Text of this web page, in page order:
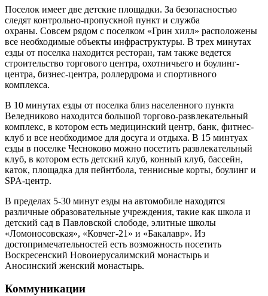
Поселок имеет две детские площадки. За безопасностью
следят контрольно-пропускной пункт и служба
охраны. Совсем рядом с поселком «Грин хилл» расположены
все необходимые объекты инфраструктуры. В трех минутах
езды от поселка находится ресторан, там также ведется
строительство торгового центра, охотничьего и боулинг-
центра, бизнес-центра, роллердрома и спортивного
комплекса.
В 10 минутах езды от поселка близ населенного пункта
Веледниково находится большой торгово-развлекательный
комплекс, в котором есть медицинский центр, банк, фитнес-
клуб и все необходимое для досуга и отдыха. В 15 минтуах
езды в поселке Чесноково можно посетить развлекательный
клуб, в котором есть детский клуб, конный клуб, бассейн,
каток, площадка для пейнтбола, теннисные корты, боулинг и
SPA-центр.
В пределах 5-30 минут езды на автомобиле находятся
различные образовательные учреждения, такие как школа и
детский сад в Павловской слободе, элитные школы
«Ломоносовская», «Ковчег-21» и «Бакалавр». Из
достопримечательностей есть возможность посетить
Воскресенский Новоиерусалимский монастырь и
Аносинский женский монастырь.
Коммуникации